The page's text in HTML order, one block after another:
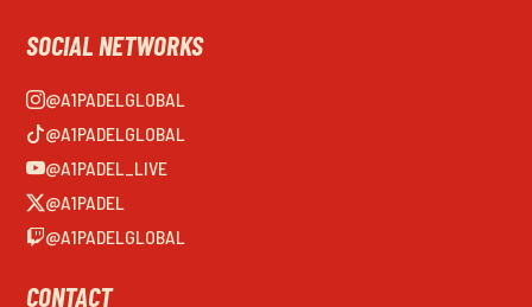
SOCIAL NETWORKS
@A1PADELGLOBAL
@A1PADELGLOBAL
@A1PADEL_LIVE
@A1PADEL
@A1PADELGLOBAL
CONTACT